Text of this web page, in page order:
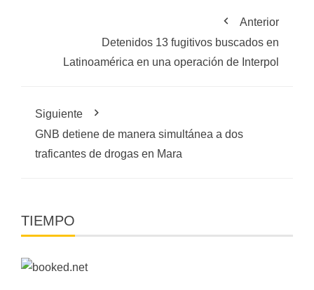
Anterior
Detenidos 13 fugitivos buscados en
Latinoamérica en una operación de Interpol
Siguiente
GNB detiene de manera simultánea a dos
traficantes de drogas en Mara
TIEMPO